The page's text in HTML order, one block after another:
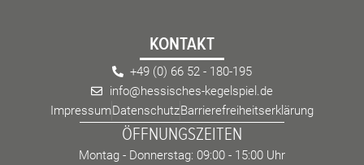
KONTAKT
+49 (0) 66 52 - 180-195
info@hessisches-kegelspiel.de
ImpressumDatenschutzBarrierefreiheitserklärung
ÖFFNUNGSZEITEN
Montag - Donnerstag: 09:00 - 15:00 Uhr